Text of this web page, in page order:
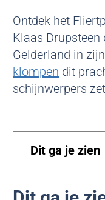
Ontdek het
Klaas
Gelderland in zijn
klompen dit
schijnwerpers
Dit ga je zien